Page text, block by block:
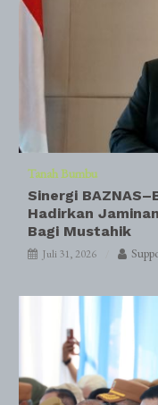
Tanah Bumbu
Sinergi
Hadirkan
Bagi Mustahik
Juli 31, 2026